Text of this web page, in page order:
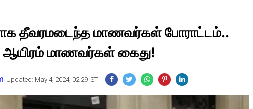
தீவரமடைந்த மாணவர்கள் போராட்டம்..
ஆயிரம் மாணவர்கள் கைது!
Updated: May 4, 2024, 02:29 IST